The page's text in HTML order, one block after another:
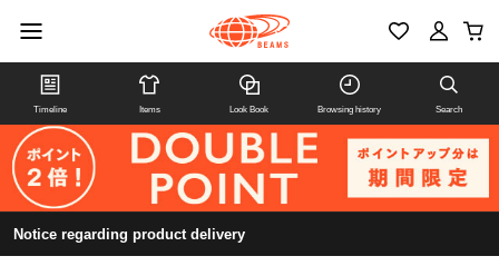
Timeline Items Look Book Browsing history Search
Notice regarding product delivery